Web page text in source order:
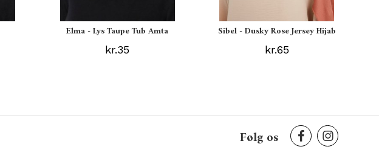
Elma - Lys Taupe Tub Amta
kr.35
Sibel - Dusky Rose Jersey Hijab
kr.65
Følg os